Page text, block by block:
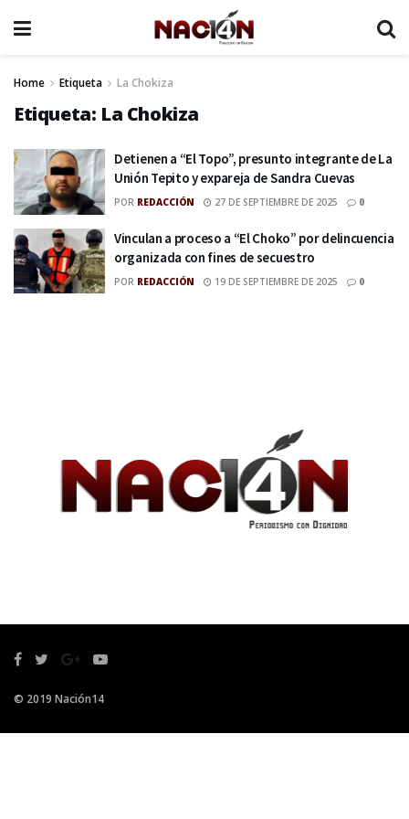
Home Etiqueta La Chokiza
Etiqueta: La Chokiza
Detienen a “El Topo”, presunto integrante de La
Unión Tepito y expareja de Sandra Cuevas
POR REDACCIÓN 27 DE SEPTIEMBRE DE 2025 0
Vinculan a proceso a “El Choko” por delincuencia
organizada con fines de secuestro
POR REDACCIÓN 19 DE SEPTIEMBRE DE 2025 0
© 2019 Nación14